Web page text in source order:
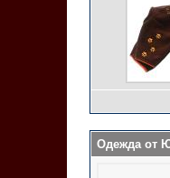
Одежда от